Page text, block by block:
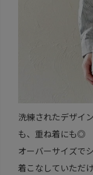
洗練されたデザイ
も、重ね着にも◎
オーバーサイズで
着こなしていただけ